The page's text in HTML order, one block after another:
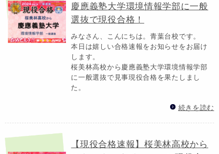
慶應義塾大学環境情報学部に一般
選抜で現役合格！
みなさん、こんにちは。青葉台校です。
本日は嬉しい合格速報をお知らせをお届け
します。
桜美林高校から慶應義塾大学環境情報学部
に一般選抜で見事現役合格を果たしまし
た。
続きを読む
【現役合格速報】桜美林高校から